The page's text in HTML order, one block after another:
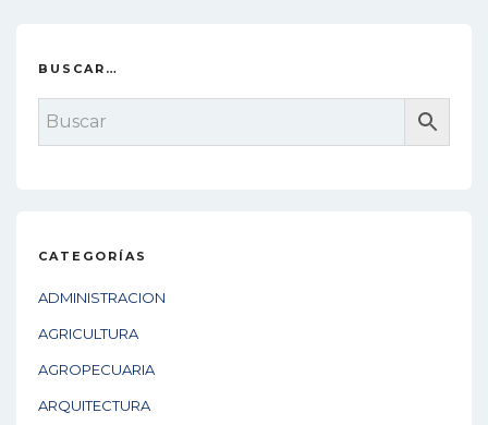
BUSCAR…
CATEGORÍAS
ADMINISTRACION
AGRICULTURA
AGROPECUARIA
ARQUITECTURA